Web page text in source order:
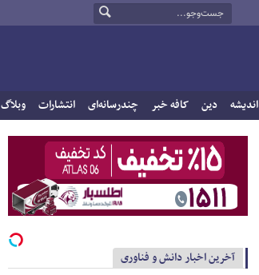
اندیشه دین کافه خبر چندرسانه‌ای انتشارات وبلاگ
آخرین اخبار دانش و فناوری